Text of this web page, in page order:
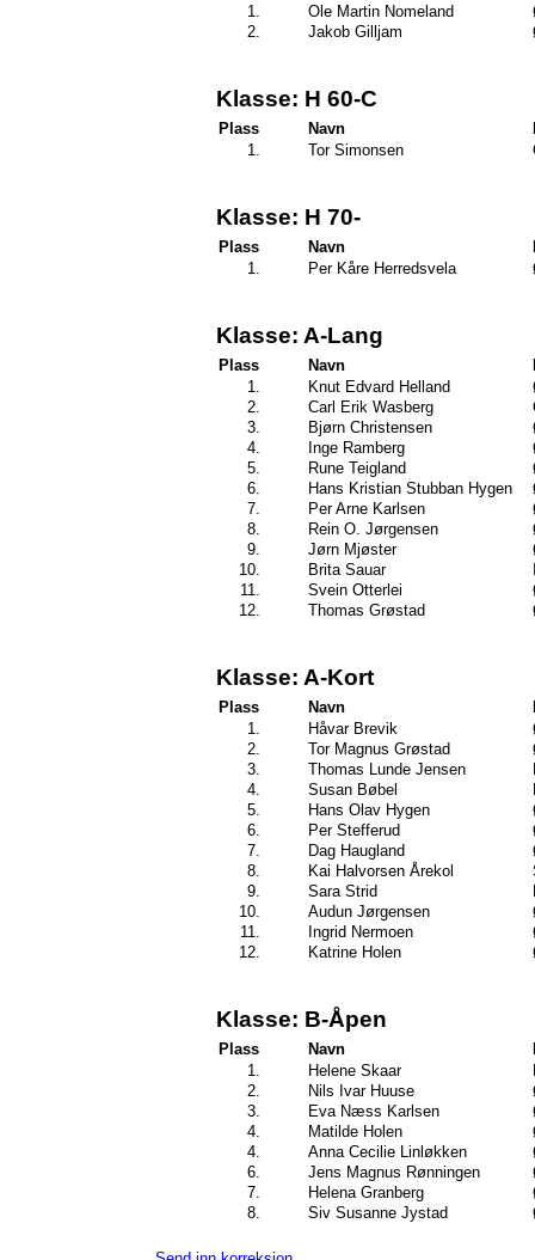
1.
Ole Martin Nomeland
2.
Jakob Gilljam
Klasse: H 60-C
Plass Navn
1.
Tor Simonsen
Klasse: H 70-
Plass Navn
1.
Per Kåre Herredsvela
Klasse: A-Lang
Plass Navn
1.
Knut Edvard Helland
2.
Carl Erik Wasberg
3.
Bjørn Christensen
4.
Inge Ramberg
5.
Rune Teigland
6.
Hans Kristian Stubban Hygen
7.
Per Arne Karlsen
8.
Rein O. Jørgensen
9.
Jørn Mjøster
10.
Brita Sauar
11.
Svein Otterlei
12.
Thomas Grøstad
Klasse: A-Kort
Plass Navn
1.
Håvar Brevik
2.
Tor Magnus Grøstad
3.
Thomas Lunde Jensen
4.
Susan Bøbel
5.
Hans Olav Hygen
6.
Per Stefferud
7.
Dag Haugland
8.
Kai Halvorsen Årekol
9.
Sara Strid
10.
Audun Jørgensen
11.
Ingrid Nermoen
12.
Katrine Holen
Klasse: B-Åpen
Plass Navn
1.
Helene Skaar
2.
Nils Ivar Huuse
3.
Eva Næss Karlsen
4.
Matilde Holen
4.
Anna Cecilie Linløkken
6.
Jens Magnus Rønningen
7.
Helena Granberg
8.
Siv Susanne Jystad